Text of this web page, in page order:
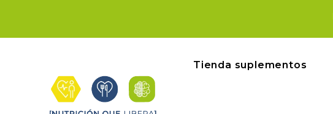
Tienda suplementos